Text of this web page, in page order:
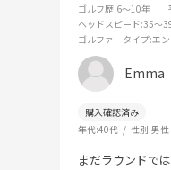
ゴルフ歴:6～10年
ヘッドスピード:35～
ゴルファータイプ:エ
Emma
年代:40代 性別:男性
まだラウンドで